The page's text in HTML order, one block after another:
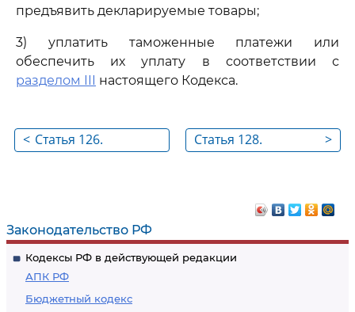
Законодательство РФ
Кодексы РФ в действующей редакции
АПК РФ
Бюджетный кодекс
предъявить декларируемые товары;
3) уплатить таможенные платежи или
обеспечить их уплату в соответствии с
разделом III настоящего Кодекса.
< Статья 126.
>
Статья 128.
товаров различных
наименований,
содержащихся в
одной товарной